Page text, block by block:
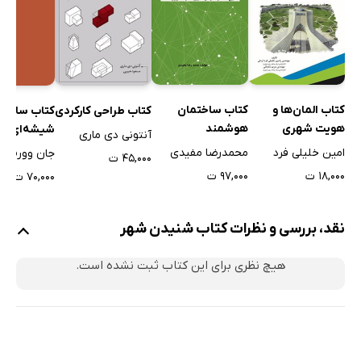
کتاب المان‌ها و
هویت شهری
امین خلیلی فرد
۱۸,۰۰۰ ت
کتاب ساختمان
هوشمند
محمدرضا مفیدی
۹۷,۰۰۰ ت
کتاب طراحی کارکردی
آنتونی دی ماری
۴۵,۰۰۰ ت
کتاب
شیشه‌ای
جان وورم
۷۰,۰۰۰ ت
نقد، بررسی و نظرات کتاب شنیدن شهر
هیچ نظری برای این کتاب ثبت نشده است.